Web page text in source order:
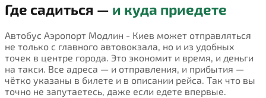
Где садиться — и куда приедете
Автобус Аэропорт Модлин - Киев может отправляться
не только с главного автовокзала, но и из удобных
точек в центре города. Это экономит и время, и деньги
на такси. Все адреса — и отправления, и прибытия —
чётко указаны в билете и в описании рейса. Так что вы
точно не запутаетесь, даже если едете впервые.